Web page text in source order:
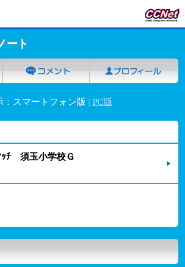
ート
：スマートフォン版 | PC版
ｯﾁ 須玉小学校Ｇ